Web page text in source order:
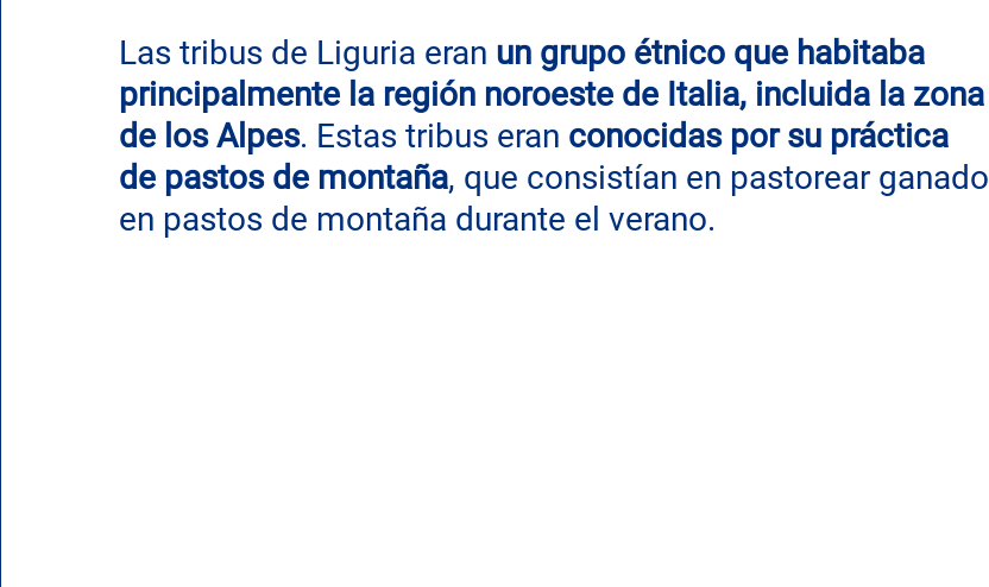
Las tribus de Liguria eran un grupo étnico que habitaba
principalmente la región noroeste de Italia, incluida la zona
de los Alpes. Estas tribus eran conocidas por su práctica
de pastos de montaña, que consistían en pastorear ganado
en pastos de montaña durante el verano.